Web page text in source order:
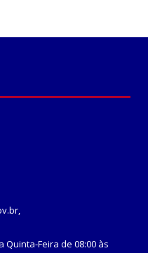
Feira de 08:00 às